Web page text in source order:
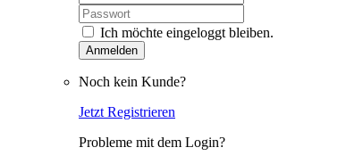
Ich möchte eingeloggt bleiben.
Anmelden
Noch kein Kunde?
Jetzt Registrieren
Probleme mit dem Login?